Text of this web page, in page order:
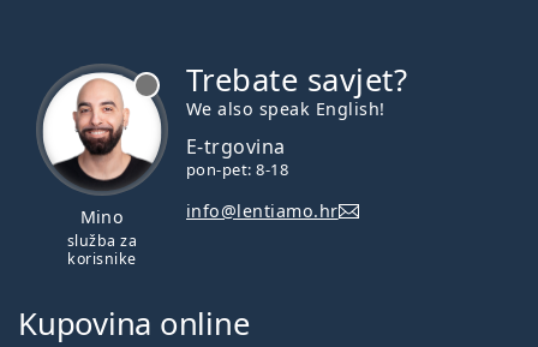
Mino
služba za
korisnike
Trebate savjet?
We also speak English!
E-trgovina
pon-pet: 8-18
info@lentiamo.hr
Kupovina online